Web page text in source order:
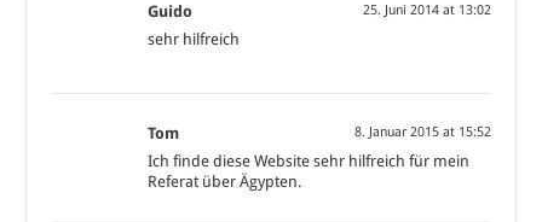
Guido 25. Juni 2014 at 13:02
sehr hilfreich
Tom 8. Januar 2015 at 15:52
Ich finde diese Website sehr hilfreich für mein
Referat über Ägypten.